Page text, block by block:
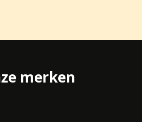
merken